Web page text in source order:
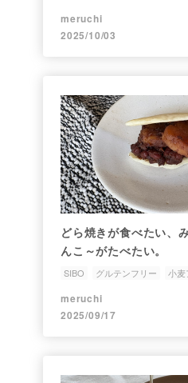
meruchi
2025/10/03
どら焼きが食べたい、
んこ～がたべたい。
SIBO グルテンフリー 小麦
meruchi
2025/09/17